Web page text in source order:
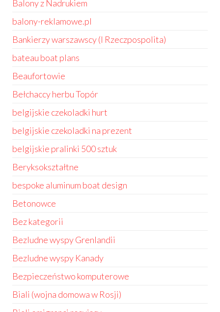
Balony z Nadrukiem
balony-reklamowe.pl
Bankierzy warszawscy (I Rzeczpospolita)
bateau boat plans
Beaufortowie
Bełchaccy herbu Topór
belgijskie czekoladki hurt
belgijskie czekoladki na prezent
belgijskie pralinki 500 sztuk
Beryksokształtne
bespoke aluminum boat design
Betonowce
Bez kategorii
Bezludne wyspy Grenlandii
Bezludne wyspy Kanady
Bezpieczeństwo komputerowe
Biali (wojna domowa w Rosji)